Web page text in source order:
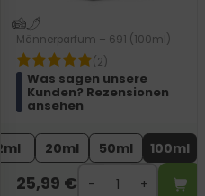
Männerparfum – 691 (100ml)
(2)
Was sagen unsere
Kunden? Rezensionen
ansehen
20ml 50ml 100ml
25,99 €